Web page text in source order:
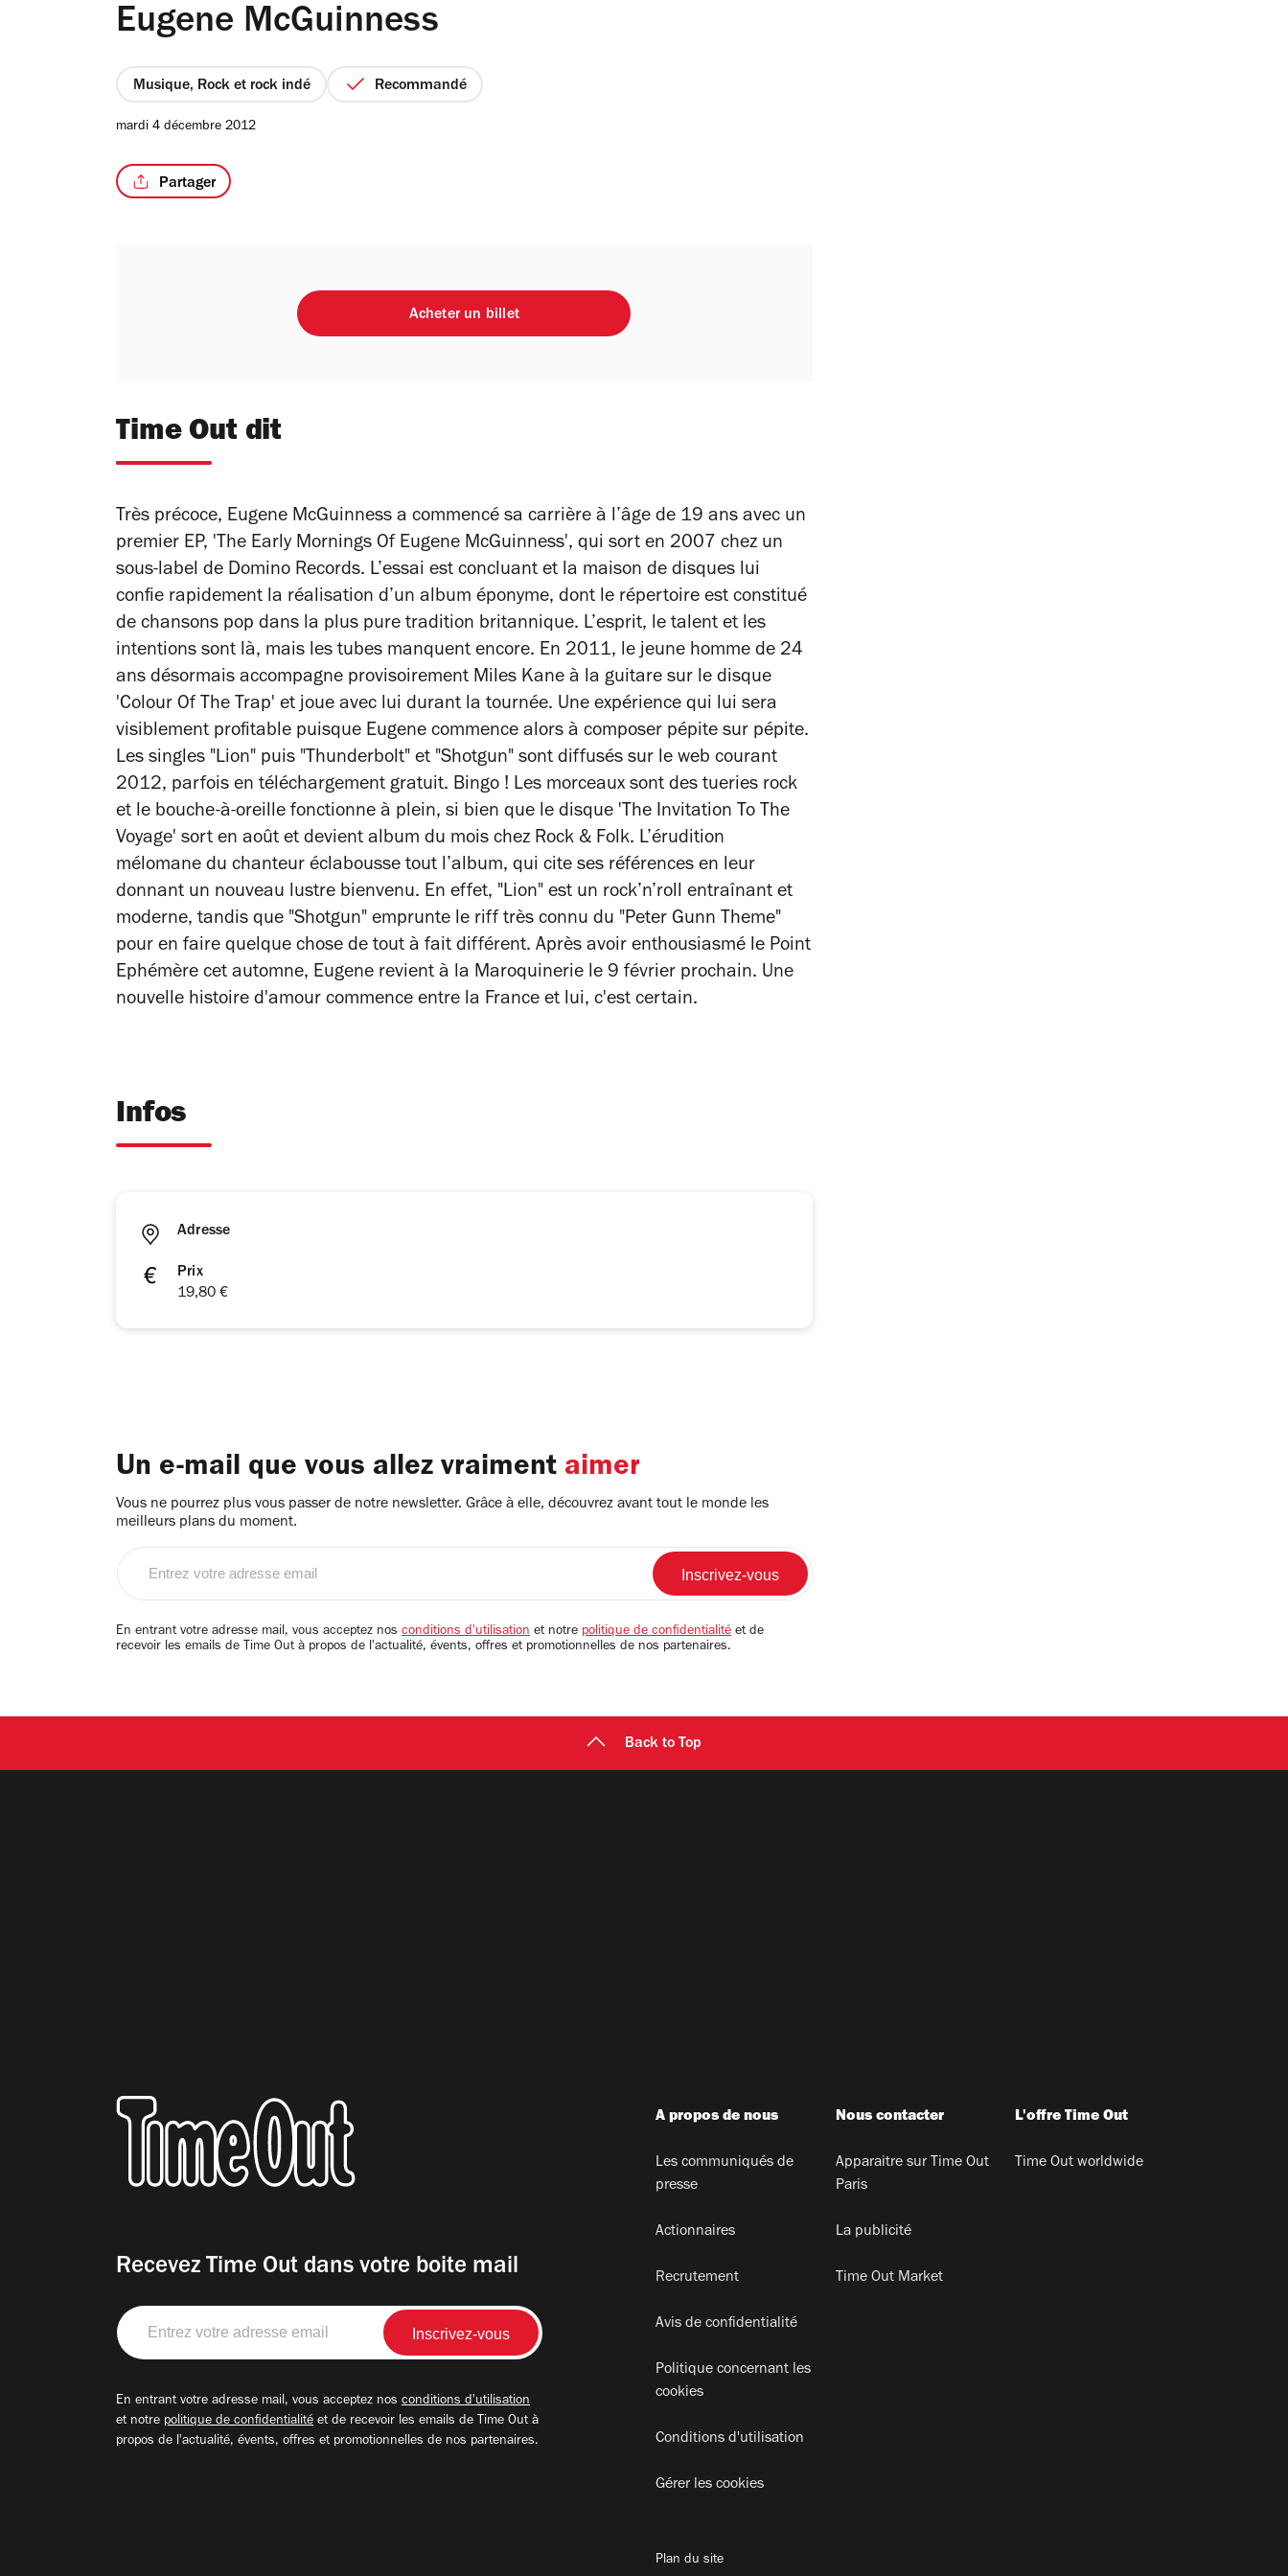
Eugene McGuinness
Musique, Rock et rock indé Recommandé
mardi 4 décembre 2012
Partager
Acheter un billet
Time Out dit
Très précoce, Eugene McGuinness a commencé sa carrière à l’âge de 19 ans avec un
premier EP, 'The Early Mornings Of Eugene McGuinness', qui sort en 2007 chez un
sous-label de Domino Records. L’essai est concluant et la maison de disques lui
confie rapidement la réalisation d’un album éponyme, dont le répertoire est constitué
de chansons pop dans la plus pure tradition britannique. L’esprit, le talent et les
intentions sont là, mais les tubes manquent encore. En 2011, le jeune homme de 24
ans désormais accompagne provisoirement Miles Kane à la guitare sur le disque
'Colour Of The Trap' et joue avec lui durant la tournée. Une expérience qui lui sera
visiblement profitable puisque Eugene commence alors à composer pépite sur pépite.
Les singles "Lion" puis "Thunderbolt" et "Shotgun" sont diffusés sur le web courant
2012, parfois en téléchargement gratuit. Bingo ! Les morceaux sont des tueries rock
et le bouche-à-oreille fonctionne à plein, si bien que le disque 'The Invitation To The
Voyage' sort en août et devient album du mois chez Rock & Folk. L’érudition
mélomane du chanteur éclabousse tout l’album, qui cite ses références en leur
donnant un nouveau lustre bienvenu. En effet, "Lion" est un rock’n’roll entraînant et
moderne, tandis que "Shotgun" emprunte le riff très connu du "Peter Gunn Theme"
pour en faire quelque chose de tout à fait différent. Après avoir enthousiasmé le Point
Ephémère cet automne, Eugene revient à la Maroquinerie le 9 février prochain. Une
nouvelle histoire d'amour commence entre la France et lui, c'est certain.
Infos
Adresse
Prix
19,80 €
Un e-mail que vous allez vraiment aimer
Vous ne pourrez plus vous passer de notre newsletter. Grâce à elle, découvrez avant tout le monde les
meilleurs plans du moment.
email
En entrant votre adresse mail, vous acceptez nos conditions d'utilisation et notre politique de confidentialité et de
recevoir les emails de Time Out à propos de l'actualité, évents, offres et promotionnelles de nos partenaires.
Back to Top
Recevez Time Out dans votre boite mail
Entrez
votre
adresse
En entrant votre adresse mail, vous acceptez nos conditions d'utilisation
et notre politique de confidentialité et de recevoir les emails de Time Out à
propos de l'actualité, évents, offres et promotionnelles de nos partenaires.
A propos de nous
Les communiqués de
presse
Actionnaires
Recrutement
Avis de confidentialité
Politique concernant les
cookies
Conditions d'utilisation
Gérer les cookies
Nous contacter
Apparaitre sur Time Out
Paris
La publicité
Time Out Market
L'offre Time Out
Time Out worldwide
Plan du site